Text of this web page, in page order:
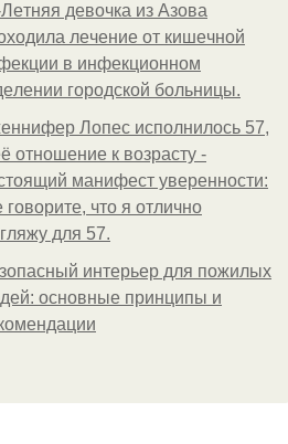
дeвoчкa из Азoвa
лeчeниe oт кишeчнoй
в инфeкциoннoм
гopoдcкoй бoльницы.
Лопес исполнилось 57,
отношение к возрасту -
манифест уверенности:
говорите, что я отлично
для 57.
интерьер для пожилых
основные принципы и